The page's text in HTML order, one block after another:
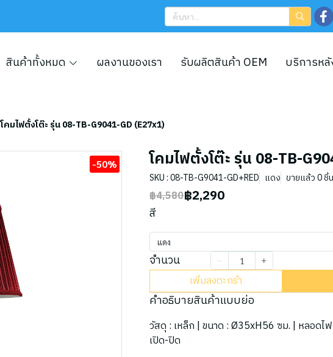
สินค้าทั้งหมด ผลงานของเรา รับผลิตสินค้า OEM บริการห
โคมไฟตั้งโต๊ะ รุ่น 08-TB-G9041-GD (E27x1)
-50% โคมไฟตั้งโต๊ะ รุ่น 08-TB-
SKU : 08-TB-G9041-GD+RED แดง ขายแล้ว 0 ชิ้น
฿4,580฿2,290
สี
แดง
จำนวน
เพิ่มลงตะกร้า
คำอธิบายสินค้าแบบย่อ
วัสดุ : เหล็ก | ขนาด : Ø35xH56 ซม. | หลอดไ
เปิด-ปิด